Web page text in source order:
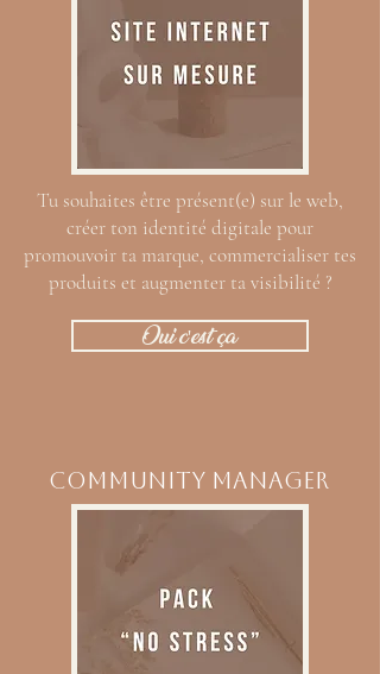
Tu souhaites être présent(e) sur le web,
créer ton identité digitale pour
promouvoir ta marque, commercialiser tes
produits et augmenter ta visibilité ?
Oui c'est ça
COMMUNITY MANAGER